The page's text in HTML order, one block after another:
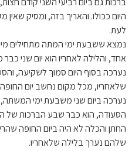
היום ככולו. והאריך בזה, ומסיק
לעת.
נמצא ששבעת ימי המתה מתחילים
אחד, והלילה לאחריו הוא יום שני
נערכה בסוף היום סמוך לשקיעה,
שלאחריו, מכל מקום נחשב יום
נערכה ביום שני משבעת ימי
הסעודה, הוא כבר שבע הברכות של
החתן והכלה לא היה ביום החופה
שלהם נערך בלילה שלאחריו.